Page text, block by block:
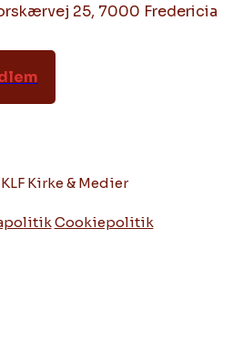
25, 7000 Fredericia
Kirke & Medier
Cookiepolitik